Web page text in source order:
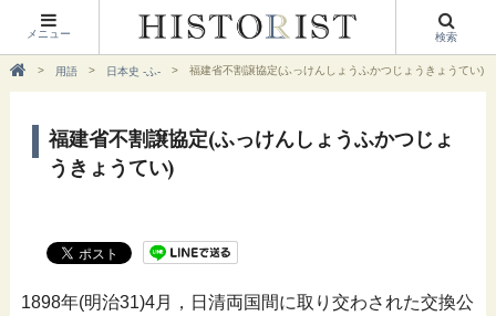
メニュー 検索
用語 日本史 -ふ- 福建省不割譲協定(ふっけんしょうふかつじょうきょうてい)
福建省不割譲協定(ふっけんしょうふかつじょ
うきょうてい)
1898年(明治31)4月，日清両国間に取り交わされた交換公